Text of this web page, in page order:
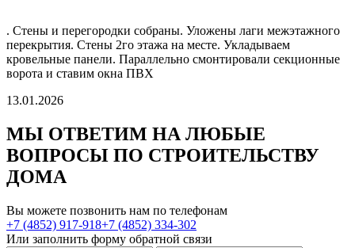
. Стены и перегородки собраны. Уложены лаги межэтажного
перекрытия. Стены 2го этажа на месте. Укладываем
кровельные панели. Параллельно смонтировали секционные
ворота и ставим окна ПВХ
13.01.2026
МЫ ОТВЕТИМ НА ЛЮБЫЕ
ВОПРОСЫ ПО СТРОИТЕЛЬСТВУ
ДОМА
Вы можете позвонить нам по телефонам
+7 (4852) 917-918+7 (4852) 334-302
Или заполнить форму обратной связи